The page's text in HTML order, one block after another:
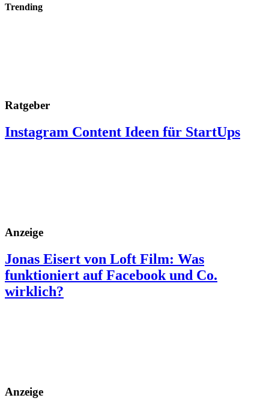
Trending
Ratgeber
Instagram Content Ideen für StartUps
Anzeige
Jonas Eisert von Loft Film: Was
funktioniert auf Facebook und Co.
wirklich?
Anzeige